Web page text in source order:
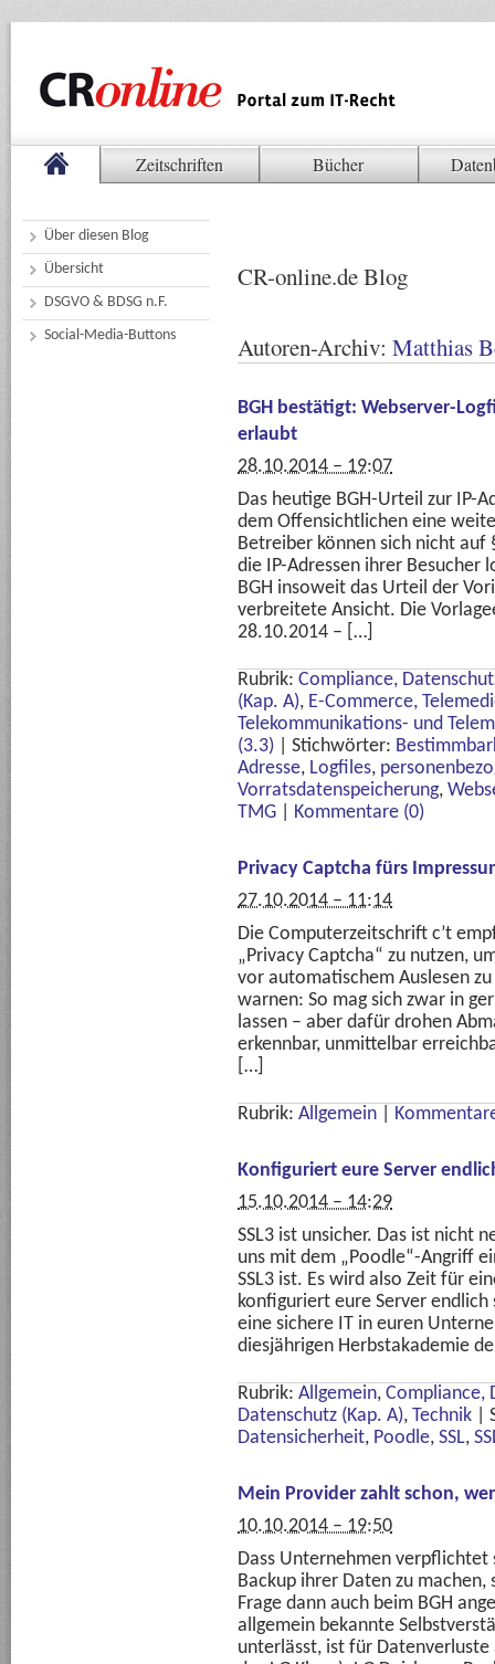
Zeitschriften Bücher
Über diesen Blog
Übersicht
DSGVO & BDSG n.F.
Social-Media-Buttons
CR-online.de Blog
Autoren-Archiv: Matthias
BGH bestätigt: Webserver-
erlaubt
28.10.2014 – 19:07
Das heutige BGH-Urteil zur IP-
dem Offensichtlichen eine
Betreiber können sich nicht auf
die IP-Adressen ihrer
BGH insoweit das Urteil der
verbreitete Ansicht. Die
28.10.2014 – […]
Rubrik: Compliance,
(Kap. A), E-Commerce,
Telekommunikations- und
(3.3)
Stichwörter:
Adresse, Logfiles,
Vorratsdatenspeicherung,
TMG
Kommentare (0)
Privacy Captcha fürs
27.10.2014 – 11:14
Die Computerzeitschrift c’t
„Privacy Captcha“ zu nutzen,
vor automatischem Auslesen
warnen: So mag sich zwar in
lassen – aber dafür drohen
erkennbar, unmittelbar
[…]
Rubrik: Allgemein
Konfiguriert eure Server
15.10.2014 – 14:29
SSL3 ist unsicher. Das ist nicht
uns mit dem „Poodle“-Angriff
SSL3 ist. Es wird also Zeit für
konfiguriert eure Server
eine sichere IT in euren
diesjährigen Herbstakademie
Rubrik: Allgemein, Compliance,
Datenschutz (Kap. A), Technik
Datensicherheit, Poodle, SSL,
Mein Provider zahlt schon,
10.10.2014 – 19:50
Dass Unternehmen
Backup ihrer Daten zu
Frage dann auch beim BGH
allgemein bekannte
unterlässt, ist für